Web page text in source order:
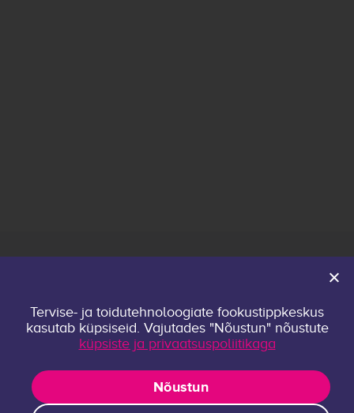
Keskusest
Uurimisrühmad
Publikatsioonid
Tervise- ja toidutehnoloogiate fookustippkeskus
kasutab küpsiseid. Vajutades "Nõustun" nõustute
küpsiste ja privaatsuspoliitikaga
Nõustun